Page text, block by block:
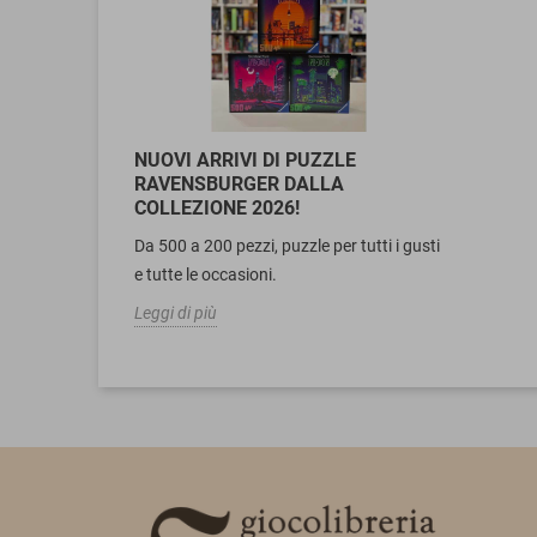
NUOVI ARRIVI DI PUZZLE
RAVENSBURGER DALLA
COLLEZIONE 2026!
Da 500 a 200 pezzi, puzzle per tutti i gusti
e tutte le occasioni.
Leggi di più